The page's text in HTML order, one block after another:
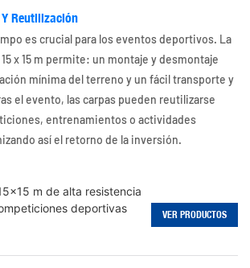
Reutilización
es crucial para los eventos deportivos. La
x 15 m permite: un montaje y desmontaje
mínima del terreno y un fácil transporte y
el evento, las carpas pueden reutilizarse
entrenamientos o actividades
así el retorno de la inversión.
m de alta resistencia
deportivas
VER PRODUCTOS